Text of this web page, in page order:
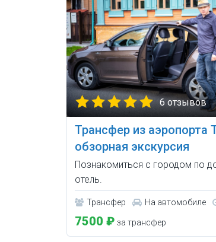
6 отзывов
Трансфер из аэропорта
обзорная экскурсия
Познакомиться с городом по
отель.
Трансфер На автомобиле
7500 ₽ за трансфер